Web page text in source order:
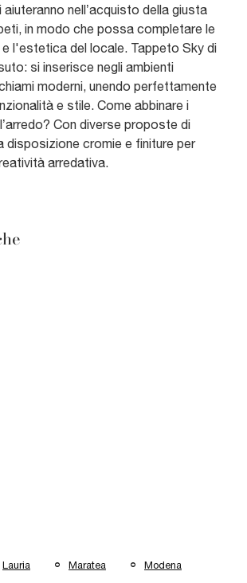
nell’acquisto della giusta
in modo che possa completare le
l'estetica del locale. Tappeto Sky di
si inserisce negli ambienti
moderni, unendo perfettamente
e stile. Come abbinare i
Con diverse proposte di
disposizione cromie e finiture per
arredativa.
Lauria Maratea Modena